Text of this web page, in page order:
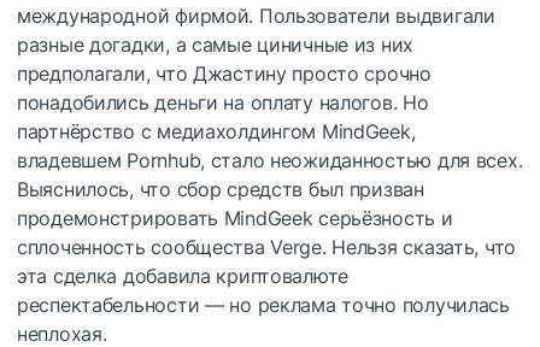
международной фирмой. Пользователи выдвигали
разные догадки, а самые циничные из них
предполагали, что Джастину просто срочно
понадобились деньги на оплату налогов. Но
партнёрство с медиахолдингом MindGeek,
владевшем Pornhub, стало неожиданностью для всех.
Выяснилось, что сбор средств был призван
продемонстрировать MindGeek серьёзность и
сплоченность сообщества Verge. Нельзя сказать, что
эта сделка добавила криптовалюте
респектабельности — но реклама точно получилась
неплохая.